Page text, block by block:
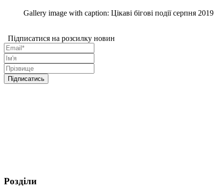
Gallery image with caption: Цікаві бігові події серпня 2019
Підписатися на розсилку новин
Розділи